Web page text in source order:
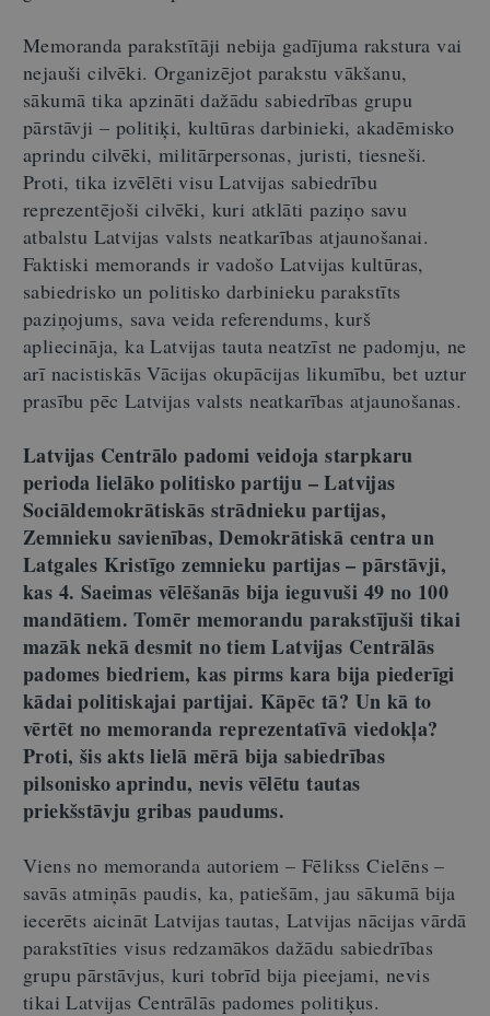
Memoranda parakstītāji nebija gadījuma rakstura vai
nejauši cilvēki. Organizējot parakstu vākšanu,
sākumā tika apzināti dažādu sabiedrības grupu
pārstāvji – politiķi, kultūras darbinieki, akadēmisko
aprindu cilvēki, militārpersonas, juristi, tiesneši.
Proti, tika izvēlēti visu Latvijas sabiedrību
reprezentējoši cilvēki, kuri atklāti paziņo savu
atbalstu Latvijas valsts neatkarības atjaunošanai.
Faktiski memorands ir vadošo Latvijas kultūras,
sabiedrisko un politisko darbinieku parakstīts
paziņojums, sava veida referendums, kurš
apliecināja, ka Latvijas tauta neatzīst ne padomju, ne
arī nacistiskās Vācijas okupācijas likumību, bet uztur
prasību pēc Latvijas valsts neatkarības atjaunošanas.
Latvijas Centrālo padomi veidoja starpkaru
perioda lielāko politisko partiju – Latvijas
Sociāldemokrātiskās strādnieku partijas,
Zemnieku savienības, Demokrātiskā centra un
Latgales Kristīgo zemnieku partijas – pārstāvji,
kas 4. Saeimas vēlēšanās bija ieguvuši 49 no 100
mandātiem. Tomēr memorandu parakstījuši tikai
mazāk nekā desmit no tiem Latvijas Centrālās
padomes biedriem, kas pirms kara bija piederīgi
kādai politiskajai partijai. Kāpēc tā? Un kā to
vērtēt no memoranda reprezentatīvā viedokļa?
Proti, šis akts lielā mērā bija sabiedrības
pilsonisko aprindu, nevis vēlētu tautas
priekšstāvju gribas paudums.
Viens no memoranda autoriem – Fēlikss Cielēns –
savās atmiņās paudis, ka, patiešām, jau sākumā bija
iecerēts aicināt Latvijas tautas, Latvijas nācijas vārdā
parakstīties visus redzamākos dažādu sabiedrības
grupu pārstāvjus, kuri tobrīd bija pieejami, nevis
tikai Latvijas Centrālās padomes politiķus.